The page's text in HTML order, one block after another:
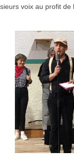
voix au profit de